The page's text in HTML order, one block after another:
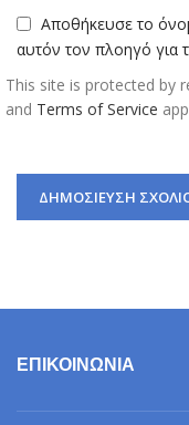
Αποθήκευσε το
αυτόν τον πλοηγό
This site is protected by
and Terms of Service
ΕΠΙΚΟΙΝΩΝΊΑ